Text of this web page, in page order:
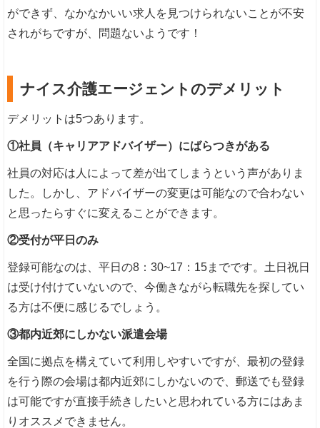
ができず、なかなかいい求人を見つけられないことが不安
されがちですが、問題ないようです！
ナイス介護エージェントのデメリット
デメリットは5つあります。
①社員（キャリアアドバイザー）にばらつきがある
社員の対応は人によって差が出てしまうという声がありま
した。しかし、アドバイザーの変更は可能なので合わない
と思ったらすぐに変えることができます。
②受付が平日のみ
登録可能なのは、平日の8：30~17：15までです。土日祝日
は受け付けていないので、今働きながら転職先を探してい
る方は不便に感じるでしょう。
③都内近郊にしかない派遣会場
全国に拠点を構えていて利用しやすいですが、最初の登録
を行う際の会場は都内近郊にしかないので、郵送でも登録
は可能ですが直接手続きしたいと思われている方にはあま
りオススメできません。